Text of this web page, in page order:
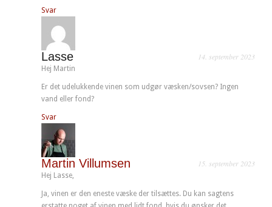
Svar
Lasse 14. september 2023
Hej Martin
Er det udelukkende vinen som udgør væsken/sovsen? Ingen
vand eller fond?
Svar
Martin Villumsen 15. september 2023
Hej Lasse,
Ja, vinen er den eneste væske der tilsættes. Du kan sagtens